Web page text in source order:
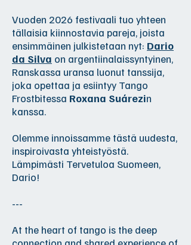
Vuoden 2026 festivaali tuo yhteen
tällaisia kiinnostavia pareja, joista
ensimmäinen julkistetaan nyt: Dario
da Silva on argentiinalaissyntyinen,
Ranskassa uransa luonut tanssija,
joka opettaa ja esiintyy Tango
Frostbitessa Roxana Suárezin
kanssa.
Olemme innoissamme tästä uudesta,
inspiroivasta yhteistyöstä.
Lämpimästi Tervetuloa Suomeen,
Dario!
---
At the heart of tango is the deep